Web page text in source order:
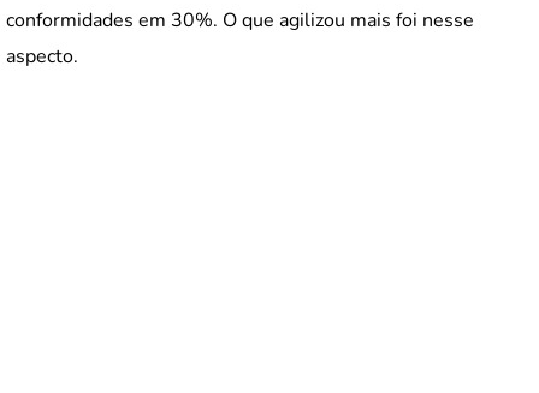
conformidades em 30%. O que agilizou mais foi nesse
aspecto.